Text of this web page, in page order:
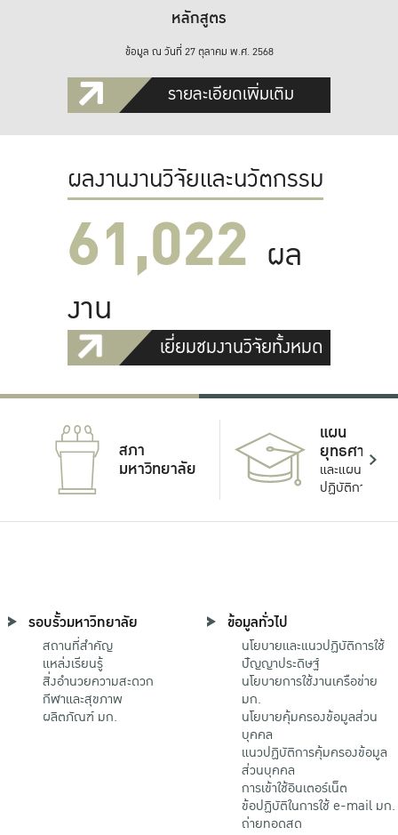
หลักสูตร
ข้อมูล ณ วันที่ 27 ตุลาคม พ.ศ. 2568
รายละเอียดเพิ่มเติม
ผลงานงานวิจัยและนวัตกรรม
61,022 ผล
งาน
เยี่ยมชมงานวิจัยทั้งหมด
สภา
มหาวิทยาลัย
แผน
ยุทธศาสตร์
และแผน
ปฏิบัติการ
รอบรั้วมหาวิทยาลัย
สถานที่สำคัญ
แหล่งเรียนรู้
สิ่งอำนวยความสะดวก
กีฬาและสุขภาพ
ผลิตภัณฑ์ มก.
ข้อมูลทั่วไป
นโยบายและแนวปฏิบัติการใช้
ปัญญาประดิษฐ์
นโยบายการใช้งานเครือข่าย
มก.
นโยบายคุ้มครองข้อมูลส่วน
บุคคล
แนวปฏิบัติการคุ้มครองข้อมูล
ส่วนบุคคล
การเข้าใช้อินเตอร์เน็ต
ข้อปฏิบัติในการใช้ e-mail มก.
ถ่ายทอดสด